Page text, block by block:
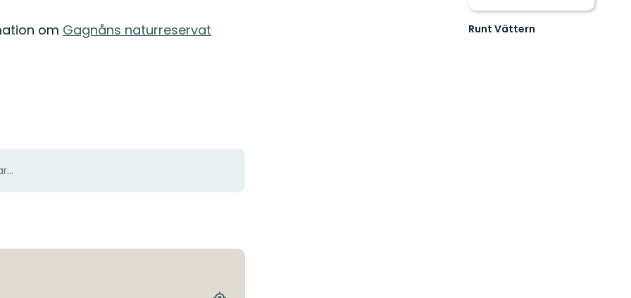
om Gagnåns naturreservat
Runt Vättern